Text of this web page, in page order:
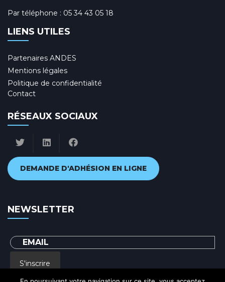
Par téléphone : 05 34 43 05 18
LIENS UTILES
Partenaires ANDES
Mentions légales
Politique de confidentialité
Contact
RÉSEAUX SOCIAUX
DEMANDE D'ADHÉSION EN LIGNE
NEWSLETTER
S'inscrire